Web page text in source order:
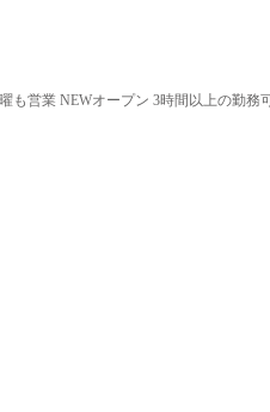
営業 NEWオープン 3時間以上の勤務